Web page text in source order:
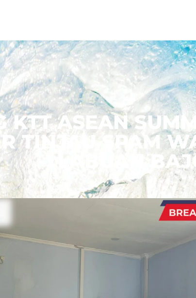
KTT ASEAN
TINJAU SPAM
LABUAN